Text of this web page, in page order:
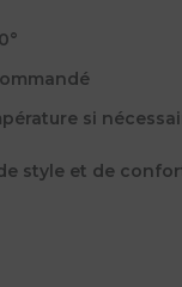
si
style et de